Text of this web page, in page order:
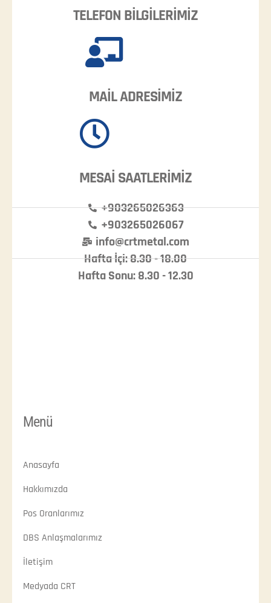
TELEFON BİLGİLERİMİZ
MAİL ADRESİMİZ
MESAİ SAATLERİMİZ
+903265026363
+903265026067
info@crtmetal.com
Hafta İçi: 8.30 - 18.00
Hafta Sonu: 8.30 - 12.30
Menü
Anasayfa
Hakkımızda
Pos Oranlarımız
DBS Anlaşmalarımız
İletişim
Medyada CRT